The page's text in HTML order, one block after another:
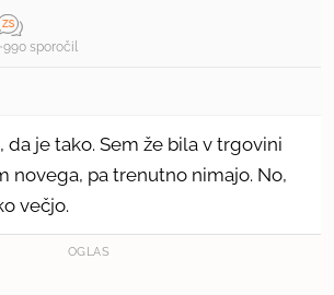
990 sporočil
da je tako. Sem že bila v trgovini
novega, pa trenutno nimajo. No,
večjo.
OGLAS